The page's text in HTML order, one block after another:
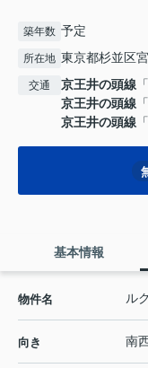
築年数 予定
所在地 東京都杉並区
交通 京王井の頭線 「
京王井の頭線 「
京王井の頭線 「
基本情報
物件名 ル
向き 南